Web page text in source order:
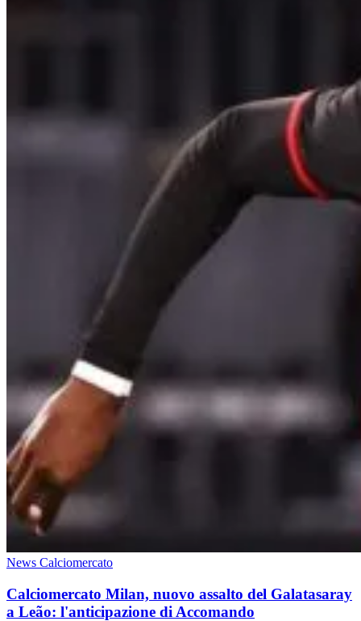
News Calciomercato
Calciomercato Milan, nuovo assalto del Galatasaray
a Leão: l'anticipazione di Accomando